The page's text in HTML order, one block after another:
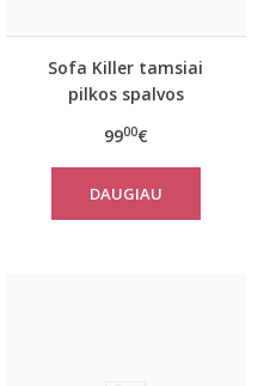
Sofa Killer tamsiai
pilkos spalvos
Rock su šortais
9900€
DAUGIAU